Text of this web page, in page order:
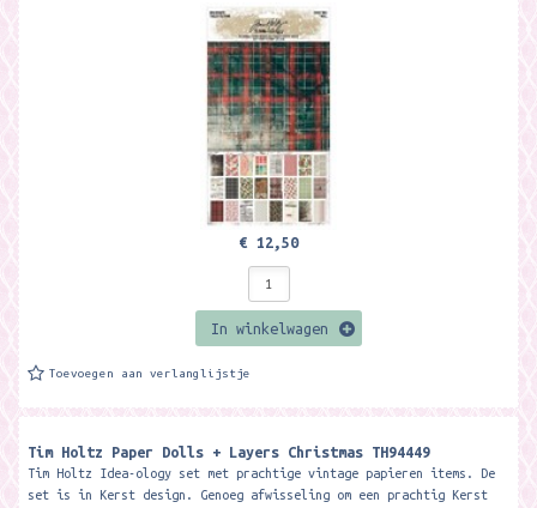
€ 12,50
In winkelwagen
Toevoegen aan verlanglijstje
Tim Holtz Paper Dolls + Layers Christmas TH94449
Tim Holtz Idea-ology set met prachtige vintage papieren items. De
set is in Kerst design. Genoeg afwisseling om een prachtig Kerst